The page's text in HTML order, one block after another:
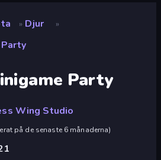
» Djur »
Party
Wing Studio
på de senaste 6 månaderna)